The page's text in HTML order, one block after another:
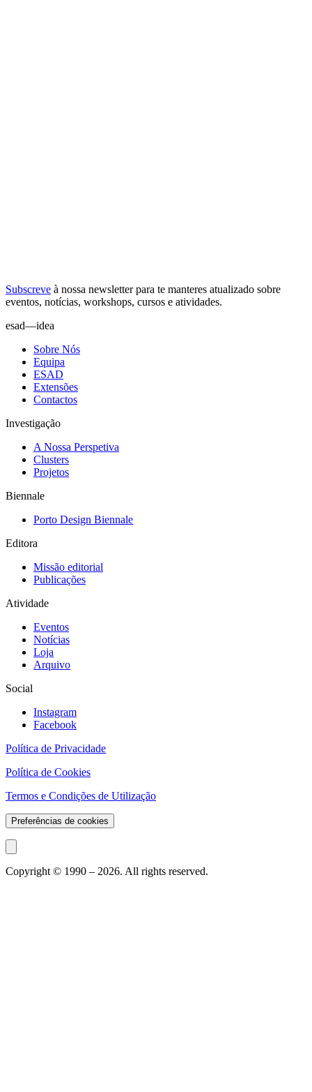
Subscreve à nossa newsletterpara te manteres atualizado sobre
eventos, notícias, workshops, cursos e atividades.
esad—idea
Sobre Nós
Equipa
ESAD
Extensões
Contactos
Investigação
A Nossa Perspetiva
Clusters
Projetos
Biennale
Porto Design Biennale
Editora
Missão editorial
Publicações
Atividade
Eventos
Notícias
Loja
Arquivo
Social
Instagram
Facebook
Política de Privacidade
Política de Cookies
Termos e Condições de Utilização
Preferências de cookies
Copyright © 1990 – 2026. All rights reserved.